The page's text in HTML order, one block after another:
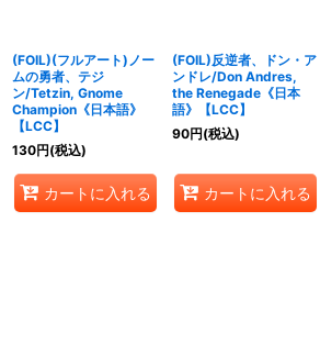
(FOIL)(フルアート)ノー
ムの勇者、テジ
ン/Tetzin, Gnome
Champion《日本語》
【LCC】
130円(税込)
カートに入れる
(FOIL)反逆者、ドン・ア
ンドレ/Don Andres,
the Renegade《日本
語》【LCC】
90円(税込)
カートに入れる